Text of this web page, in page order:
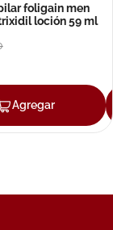
foligain men
loción 59 ml
Agregar